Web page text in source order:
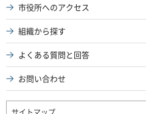
市役所へのアクセス
組織から探す
よくある質問と回答
お問い合わせ